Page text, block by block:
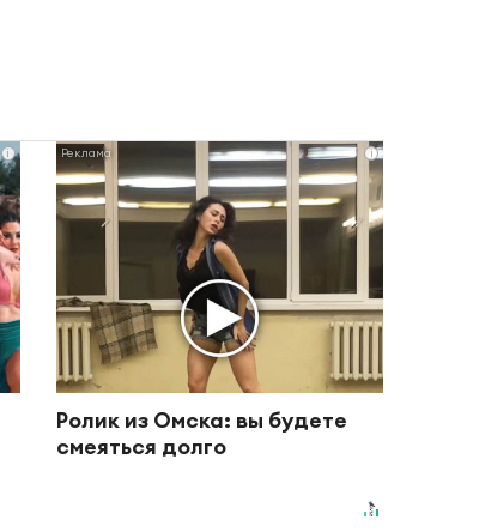
i i
Ролик из Омска: вы будете
смеяться долго